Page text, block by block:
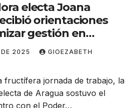
electa Joana
orientaciones
gestión en
2025
GIOEZABETH
fructífera jornada de trabajo, la
de Aragua sostuvo el
con el Poder…